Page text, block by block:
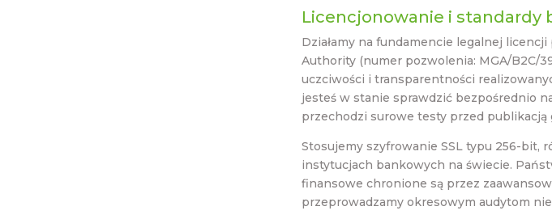
Licencjonowanie i standardy
Działamy na fundamencie legalnej
Authority (numer pozwolenia: MGA/B2C/
uczciwości i transparentności
jesteś w stanie sprawdzić bezpośrednio
przechodzi surowe testy przed publikacją
Stosujemy szyfrowanie SSL typu 256-bit,
instytucjach bankowych na świecie.
finansowe chronione są przez
przeprowadzamy okresowym audytom